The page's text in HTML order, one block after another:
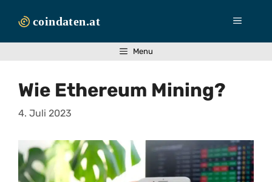
Inhalt
Menü
Menu
Wie Ethereum Mining?
4. Juli 2023